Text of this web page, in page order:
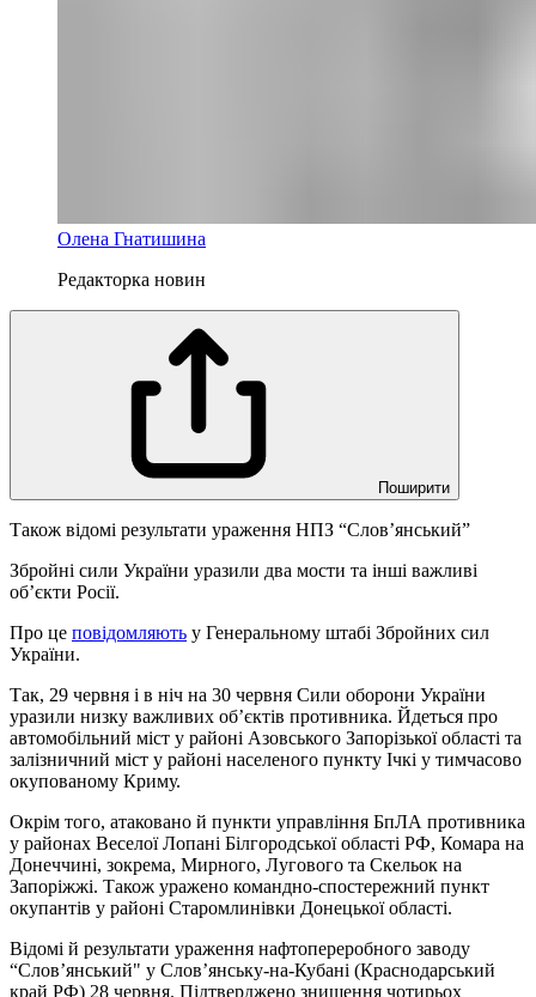
Олена Гнатишина
Редакторка новин
Поширити
Також відомі результати ураження НПЗ “Слов’янський”
Збройні сили України уразили два мости та інші важливі
об’єкти Росії.
Про це повідомляють у Генеральному штабі Збройних сил
України.
Так, 29 червня і в ніч на 30 червня Сили оборони України
уразили низку важливих об’єктів противника. Йдеться про
автомобільний міст у районі Азовського Запорізької області та
залізничний міст у районі населеного пункту Ічкі у тимчасово
окупованому Криму.
️Окрім того, атаковано й пункти управління БпЛА противника
у районах Веселої Лопані Білгородської області РФ, Комара на
Донеччині, зокрема, Мирного, Лугового та Скельок на
Запоріжжі.️ Також уражено командно-спостережний пункт
окупантів у районі Старомлинівки Донецької області.
Відомі й результати ураження нафтопереробного заводу
“Слов’янський" у Слов’янську-на-Кубані (Краснодарський
край РФ) 28 червня. Підтверджено знищення чотирьох